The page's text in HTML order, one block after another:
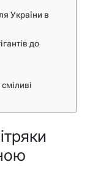
України в
до